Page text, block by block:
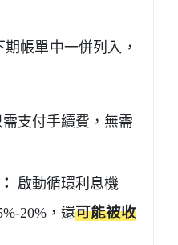
帳單中一併列入，
需支付手續費，無需
啟動循環利息機
20%，還可能被收